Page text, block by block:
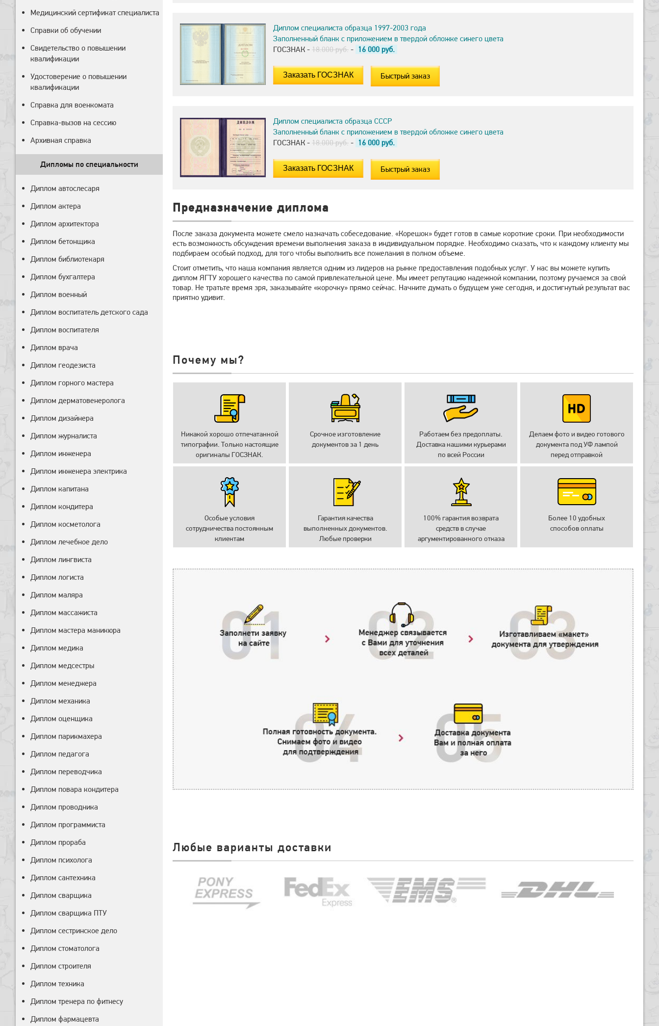
Диплом специалиста образца 1997-2003 года
Заполненный бланк с приложением в твердой обложке синего цвета
ГОСЗНАК - 18.000 руб. - 16 000 руб.
Быстрый заказ
Диплом специалиста образца СССР
Заполненный бланк с приложением в твердой обложке синего цвета
ГОСЗНАК - 18.000 руб. - 16 000 руб.
Быстрый заказ
Предназначение диплома
После заказа документа можете смело назначать собеседование. «Корешок» будет готов в самые короткие сроки. При необходимости
есть возможность обсуждения времени выполнения заказа в индивидуальном порядке. Необходимо сказать, что к каждому клиенту мы
подбираем особый подход, для того чтобы выполнить все пожелания в полном объеме.
Стоит отметить, что наша компания является одним из лидеров на рынке предоставления подобных услуг. У нас вы можете купить
диплом ЯГТУ хорошего качества по самой привлекательной цене. Мы имеет репутацию надежной компании, поэтому ручаемся за свой
товар. Не тратьте время зря, заказывайте «корочку» прямо сейчас. Начните думать о будущем уже сегодня, и достигнутый результат вас
приятно удивит.
Почему мы?
Никакой хорошо отпечатанной
типографии. Только настоящие
оригиналы ГОСЗНАК.
Срочное изготовление
документов за 1 день
Работаем без предоплаты.
Доставка нашими курьерами
по всей России
Делаем фото и видео готового
документа под УФ лампой
перед отправкой
Особые условия
сотрудничества постоянным
клиентам
Гарантия качества
выполненных документов.
Любые проверки
100% гарантия возврата
средств в случае
аргументированного отказа
Более 10 удобных
способов оплаты
Любые варианты доставки
Медицинский сертификат специалиста
Справки об обучении
Свидетельство о повышении
квалификации
Удостоверение о повышении
квалификации
Справка для военкомата
Справка-вызов на сессию
Архивная справка
Дипломы по специальности
Диплом автослесаря
Диплом актера
Диплом архитектора
Диплом бетонщика
Диплом библиотекаря
Диплом бухгалтера
Диплом военный
Диплом воспитатель детского сада
Диплом воспитателя
Диплом врача
Диплом геодезиста
Диплом горного мастера
Диплом дерматовенеролога
Диплом дизайнера
Диплом журналиста
Диплом инженера
Диплом инженера электрика
Диплом капитана
Диплом кондитера
Диплом косметолога
Диплом лечебное дело
Диплом лингвиста
Диплом логиста
Диплом маляра
Диплом массажиста
Диплом мастера маникюра
Диплом медика
Диплом медсестры
Диплом менеджера
Диплом механика
Диплом оценщика
Диплом парикмахера
Диплом педагога
Диплом переводчика
Диплом повара кондитера
Диплом проводника
Диплом программиста
Диплом прораба
Диплом психолога
Диплом сантехника
Диплом сварщика
Диплом сварщика ПТУ
Диплом сестринское дело
Диплом стоматолога
Диплом строителя
Диплом техника
Диплом тренера по фитнесу
Диплом фармацевта